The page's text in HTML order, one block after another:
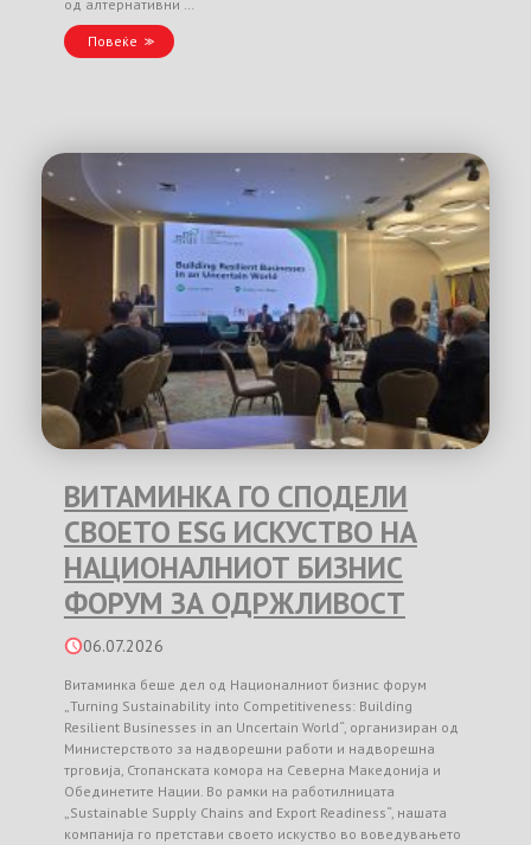
од алтернативни …
Повеќе
ВИТАМИНКА ГО СПОДЕЛИ
СВОЕТО ESG ИСКУСТВО НА
НАЦИОНАЛНИОТ БИЗНИС
ФОРУМ ЗА ОДРЖЛИВОСТ
06.07.2026
Витаминка беше дел од Националниот бизнис форум
„Turning Sustainability into Competitiveness: Building
Resilient Businesses in an Uncertain World“, организиран од
Министерството за надворешни работи и надворешна
трговија, Стопанската комора на Северна Македонија и
Обединетите Нации. Во рамки на работилницата
„Sustainable Supply Chains and Export Readiness“, нашата
компанија го претстави своето искуство во воведувањето